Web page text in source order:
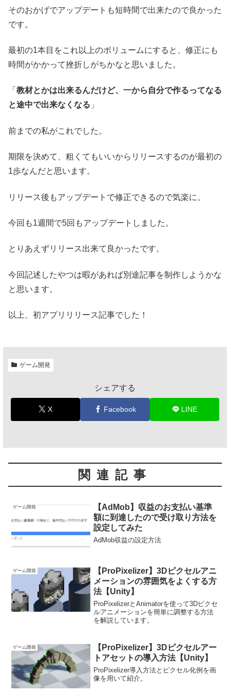
そのおかげでアップデートも短時間で出来たので良かった
です。
最初の1本目をこれ以上のボリュームにすると、修正にも
時間がかかって挫折しがちかなと思いました。
「 教材とかは出来るんだけど、一から自分で作るってなる
と途中で出来なくなる 」
前までの私がこれでした。
期限を決めて、粗くてもいいからリリースするのが最初の
1歩なんだと思います。
リリース後もアップデートで修正できるので気楽に。
今回も1週間で5回もアップデートしました。
とりあえずリリース出来て良かったです。
今回記述したやつは暇があれば別途記事を制作しようかな
と思います。
以上、初アプリリリース記事でした！
ゲーム開発
シェアする
X Facebook LINE
関連記事
ゲーム開発
【AdMob】収益のお支払い基準
額に到達したので受け取り方法を
設定してみた
AdMob収益の設定方法
ゲーム開発
【ProPixelizer】3Dピクセルアニ
メーションの雰囲気をよくする方
法【Unity】
ProPixelizerとAnimatorを使って3Dピクセ
ルアニメーションを簡単に調整する方法
を解説しています。
ゲーム開発
【ProPixelizer】3Dピクセルアー
トアセットの導入方法【Unity】
ProPixelizer導入方法とピクセル化例を画
像を用いて紹介。